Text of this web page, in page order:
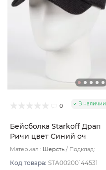
0 В наличии
Бейсболка Starkoff Драп
Ричи цвет Синий оч
тёмный размер 60
Материал : Шерсть
Подклад:
Код товара: STA00200144531